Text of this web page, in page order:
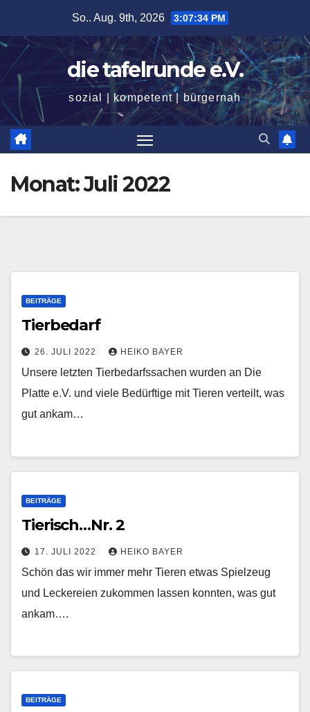
springen
So.. Aug. 9th, 2026 3:07:35 PM
die tafelrunde e.V.
sozial | kompetent | bürgernah
Monat:Juli 2022
BEITRÄGE
Tierbedarf
26. JULI 2022 HEIKO BAYER
Unsere letzten Tierbedarfssachen wurden an Die
Platte e.V. und viele Bedürftige mit Tieren verteilt, was
gut ankam…
BEITRÄGE
Tierisch…Nr. 2
17. JULI 2022 HEIKO BAYER
Schön das wir immer mehr Tieren etwas Spielzeug
und Leckereien zukommen lassen konnten, was gut
ankam….
BEITRÄGE